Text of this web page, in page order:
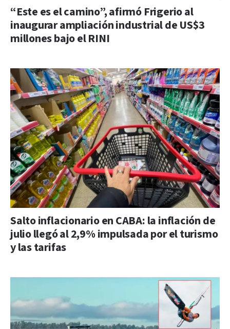
“Este es el camino”, afirmó Frigerio al
inaugurar ampliación industrial de US$3
millones bajo el RINI
Salto inflacionario en CABA: la inflación de
julio llegó al 2,9% impulsada por el turismo
y las tarifas